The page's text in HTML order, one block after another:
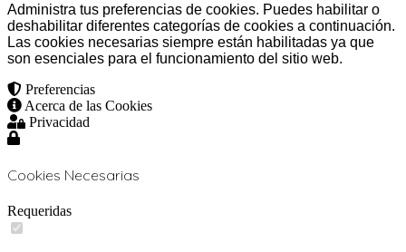
Administra tus preferencias de cookies. Puedes habilitar o
deshabilitar diferentes categorías de cookies a continuación.
Las cookies necesarias siempre están habilitadas ya que
son esenciales para el funcionamiento del sitio web.
Preferencias
Acerca de las Cookies
Privacidad
Cookies Necesarias
Requeridas